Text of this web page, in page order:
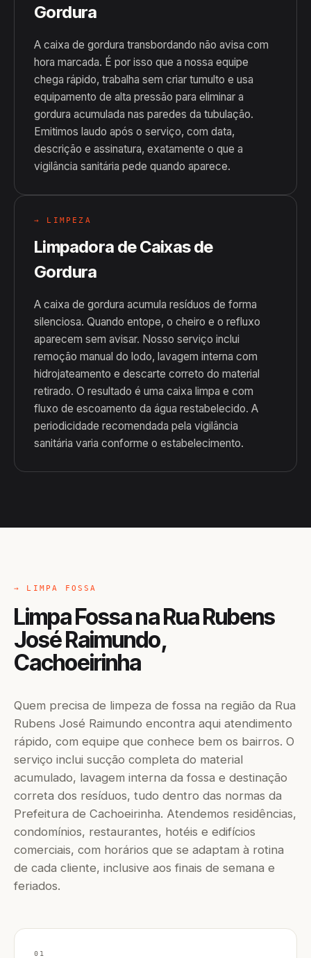
Gordura
A caixa de gordura transbordando não avisa com
hora marcada. É por isso que a nossa equipe
chega rápido, trabalha sem criar tumulto e usa
equipamento de alta pressão para eliminar a
gordura acumulada nas paredes da tubulação.
Emitimos laudo após o serviço, com data,
descrição e assinatura, exatamente o que a
vigilância sanitária pede quando aparece.
→ LIMPEZA
Limpadora de Caixas de
Gordura
A caixa de gordura acumula resíduos de forma
silenciosa. Quando entope, o cheiro e o refluxo
aparecem sem avisar. Nosso serviço inclui
remoção manual do lodo, lavagem interna com
hidrojateamento e descarte correto do material
retirado. O resultado é uma caixa limpa e com
fluxo de escoamento da água restabelecido. A
periodicidade recomendada pela vigilância
sanitária varia conforme o estabelecimento.
→ LIMPA FOSSA
Limpa Fossa na Rua Rubens
José Raimundo,
Cachoeirinha
Quem precisa de limpeza de fossa na região da Rua
Rubens José Raimundo encontra aqui atendimento
rápido, com equipe que conhece bem os bairros. O
serviço inclui sucção completa do material
acumulado, lavagem interna da fossa e destinação
correta dos resíduos, tudo dentro das normas da
Prefeitura de Cachoeirinha. Atendemos residências,
condomínios, restaurantes, hotéis e edifícios
comerciais, com horários que se adaptam à rotina
de cada cliente, inclusive aos finais de semana e
feriados.
01